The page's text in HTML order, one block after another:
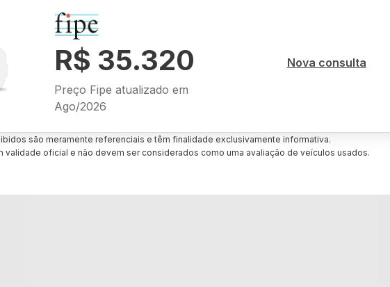
R$ 35.320
Preço Fipe atualizado em
Ago/2026
Nova consulta
são meramente referenciais e têm finalidade exclusivamente informativa.
validade oficial e não devem ser considerados como uma avaliação de veículos usados.